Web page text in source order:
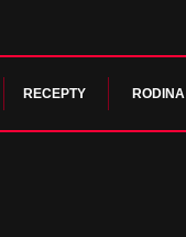
RECEPTY RODINA